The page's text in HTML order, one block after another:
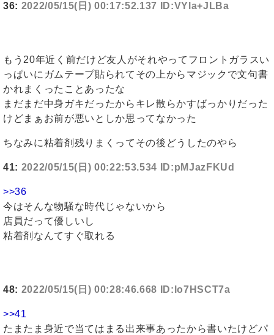
36: 2022/05/15(日) 00:17:52.137 ID:VYla+JLBa
もう20年近く前だけど友人がそれやってフロントガラスい
っぱいにガムテープ貼られてその上からマジックで文句書
かれまくったことあったな
まだまだ中身ガキだったからキレ散らかすばっかりだった
けどまぁお前が悪いとしか思ってなかった
ちなみに粘着剤残りまくってその後どうしたのやら
41: 2022/05/15(日) 00:22:53.534 ID:pMJazFKUd
>>36
今はそんな物騒な時代じゃないから
店員だって優しいし
粘着剤なんてすぐ取れる
48: 2022/05/15(日) 00:28:46.668 ID:lo7HSCT7a
>>41
たまたま身近で当てはまる出来事あったから書いたけどパ